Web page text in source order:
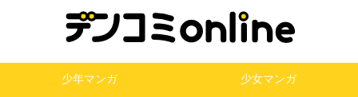
少年マンガ 少女マンガ